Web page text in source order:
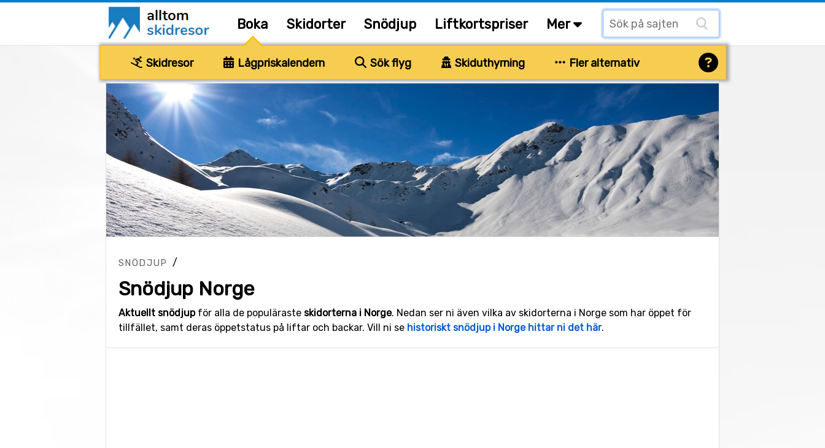
Boka Skidorter Snödjup Liftkortspriser Mer
Skidresor Lågpriskalendern Sök flyg Skiduthyrning Fler alternativ
SNÖDJUP /
Snödjup Norge
Aktuellt snödjupför alla de populäraste skidorterna i Norge. Nedan ser ni även vilka av skidorterna i Norge som har öppet för
tillfället, samt deras öppetstatus på liftar och backar. Vill ni se historiskt snödjup i Norge hittar ni det här.